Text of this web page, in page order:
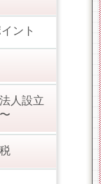
ント
人設立